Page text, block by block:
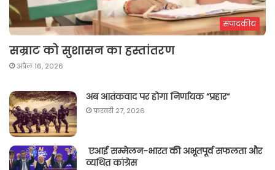
संपादकीय
सम्राट को सुशासन का हस्तांतरण
अप्रैल 16, 2026
अब आतंकवाद पर होगा निर्णायक “प्रहार“
फ़रवरी 27, 2026
एआई सम्मेलन-भारत की अभूतपूर्व सफलता और
व्यथित कांग्रेस